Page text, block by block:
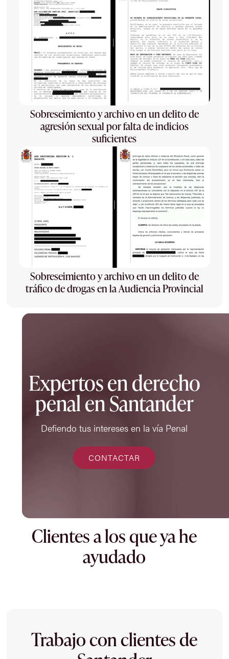
Sobreseimiento y archivo en un delito de
agresión sexual por falta de indicios
suficientes
Sobreseimiento y archivo en un delito de
tráfico de drogas en la Audiencia Provincial
Expertos en derecho
penal en Santander
Defiendo tus intereses en la vía Penal
CONTACTAR
Clientes a los que ya he
ayudado
Trabajo con clientes de